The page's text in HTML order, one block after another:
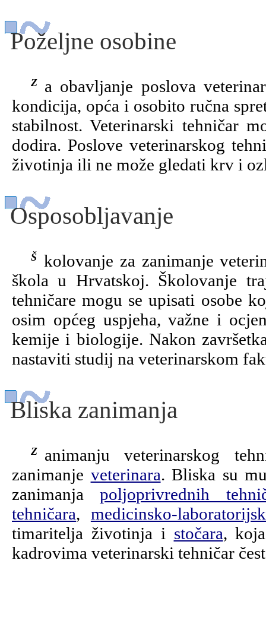
Poželjne osobine
Za obavljanje poslova veterinarskog tehničara potrebna je dobra tjelesna
kondicija, opća i osobito ručna
stabilnost. Veterinarski tehničar
dodira. Poslove veterinarskog
životinja ili ne može gledati krv i
Osposobljavanje
Školovanje za zanimanje veterinarskog tehničara provodi se u 11 srednjih
škola u Hrvatskoj. Školovanje
tehničare mogu se upisati osobe
osim općeg uspjeha, važne i
kemije i biologije. Nakon
nastaviti studij na veterinarskom
Bliska zanimanja
Zanimanju veterinarskog tehničara najbliže je i izravno nadređeno
zanimanje veterinara. Bliska su
zanimanjapoljoprivrednih
tehničara, medicinsko-
timaritelja životinja i stočara,
kadrovima veterinarski tehničar